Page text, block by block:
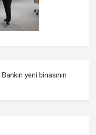
yeni binasının